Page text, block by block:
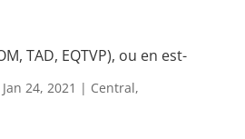
TAD, EQTVP), ou en est-
Jan 24, 2021 | Central,